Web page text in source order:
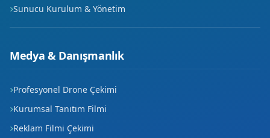
Sunucu Kurulum & Yönetim
Medya & Danışmanlık
Profesyonel Drone Çekimi
Kurumsal Tanıtım Filmi
Reklam Filmi Çekimi